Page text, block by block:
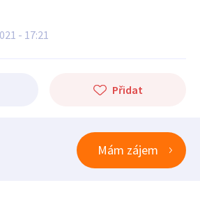
- 17:21
Přidat
Mám zájem